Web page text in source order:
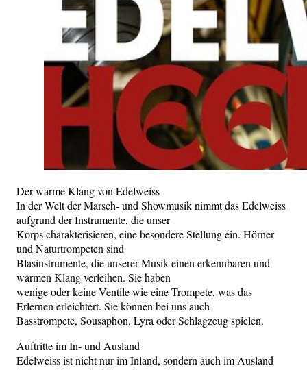
Der warme Klang von Edelweiss
In der Welt der Marsch- und Showmusik nimmt das Edelweiss
aufgrund der Instrumente, die unser
Korps charakterisieren, eine besondere Stellung ein. Hörner
und Naturtrompeten sind
Blasinstrumente, die unserer Musik einen erkennbaren und
warmen Klang verleihen. Sie haben
wenige oder keine Ventile wie eine Trompete, was das
Erlernen erleichtert. Sie können bei uns auch
Basstrompete, Sousaphon, Lyra oder Schlagzeug spielen.
Auftritte im In- und Ausland
Edelweiss ist nicht nur im Inland, sondern auch im Ausland